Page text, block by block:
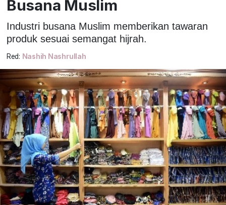
Busana Muslim
Industri busana Muslim memberikan tawaran
produk sesuai semangat hijrah.
Red: Nashih Nashrullah